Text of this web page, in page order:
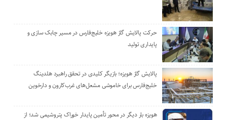
حرکت پالایش گاز هویزه خلیج‌فارس در مسیر چابک سازی و
پایداری تولید
پالایش گاز هویزه؛ بازیگر کلیدی در تحقق راهبرد هلدینگ
خلیج‌فارس برای خاموشی مشعل‌های غرب‌کارون و دارخوین
هویزه بار دیگر در محور تأمین پایدار خوراک پتروشیمی شد؛ از